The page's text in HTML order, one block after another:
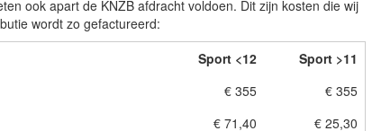
ook apart de KNZB afdracht voldoen. Dit zijn kosten die wij
wordt zo gefactureerd:
Sport <12
Sport >11
€ 355
€ 355
€ 71,40
€ 25,30